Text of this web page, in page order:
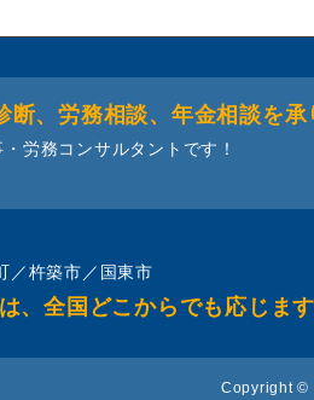
断、労務相談、年金相談を承
労務コンサルタントです！
／杵築市／国東市
、全国どこからでも応じま
Copyright ©